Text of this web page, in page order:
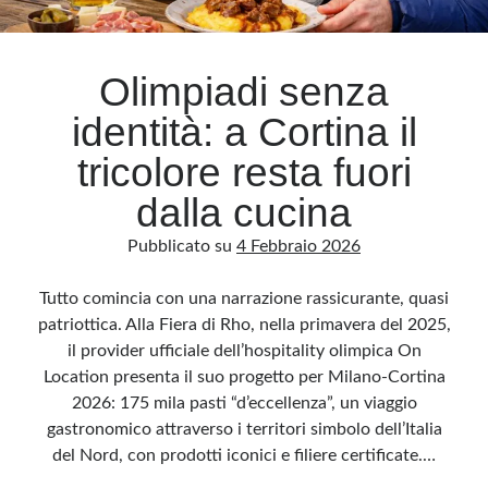
Archivio
Categorie
senza alcuna periodicità. Non può pertanto considerarsi un prodotto editoriale ai
sensi della legge n· 62 del 7.03.2001. L’autore non è responsabile di quanto
pubblicato dai lettori nei commenti ai vari post. Saranno comunque cancellati quelli
ritenuti offensivi o lesivi dell’immagine o dell’onorabilità di terzi, di genere spam,
razzisti o che contengano dati personali non conformi al rispetto delle norme sulla
privacy. Alcune immagini inserite in questo blog sono tratte da Internet e, pertanto,
considerate di pubblico dominio. Qualora la loro pubblicazione violasse eventuali
diritti d’autore, vi invito a comunicarlo via e-mail a info[at]dinovalle.it e saranno
immediatamente rimosse. L’autore del blog non è responsabile dei siti collegati
tramite link né del loro contenuto, che può essere soggetto a variazioni nel tempo.
Olimpiadi senza
identità: a Cortina il
tricolore resta fuori
dalla cucina
Pubblicato su 4 Febbraio 2026
Tutto comincia con una narrazione rassicurante, quasi
patriottica. Alla Fiera di Rho, nella primavera del 2025,
il provider ufficiale dell’hospitality olimpica On
Location presenta il suo progetto per Milano-Cortina
2026: 175 mila pasti “d’eccellenza”, un viaggio
gastronomico attraverso i territori simbolo dell’Italia
del Nord, con prodotti iconici e filiere certificate.…